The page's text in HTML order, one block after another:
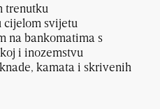
trenutku
cijelom svijetu
na bankomatima s
i inozemstvu
kamata i skrivenih